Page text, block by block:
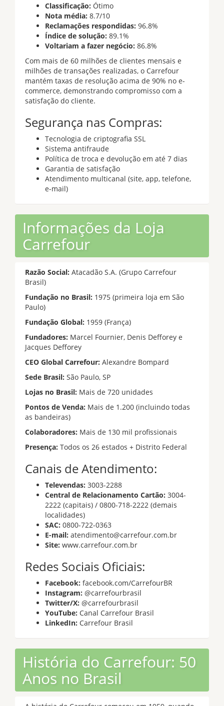
Classificação: Ótimo
Nota média: 8.7/10
Reclamações respondidas: 96.8%
Índice de solução: 89.1%
Voltariam a fazer negócio: 86.8%
Com mais de 60 milhões de clientes mensais e
milhões de transações realizadas, o Carrefour
mantém taxas de resolução acima de 90% no e-
commerce, demonstrando compromisso com a
satisfação do cliente.
Segurança nas Compras:
Tecnologia de criptografia SSL
Sistema antifraude
Política de troca e devolução em até 7 dias
Garantia de satisfação
Atendimento multicanal (site, app, telefone,
e-mail)
Informações da Loja
Carrefour
Razão Social: Atacadão S.A. (Grupo Carrefour
Brasil)
Fundação no Brasil: 1975 (primeira loja em São
Paulo)
Fundação Global: 1959 (França)
Fundadores: Marcel Fournier, Denis Defforey e
Jacques Defforey
CEO Global Carrefour: Alexandre Bompard
Sede Brasil: São Paulo, SP
Lojas no Brasil: Mais de 720 unidades
Pontos de Venda: Mais de 1.200 (incluindo todas
as bandeiras)
Colaboradores: Mais de 130 mil profissionais
Presença: Todos os 26 estados + Distrito Federal
Canais de Atendimento:
Televendas: 3003-2288
Central de Relacionamento Cartão: 3004-
2222 (capitais) / 0800-718-2222 (demais
localidades)
SAC: 0800-722-0363
E-mail: atendimento@carrefour.com.br
Site: www.carrefour.com.br
Redes Sociais Oficiais:
Facebook: facebook.com/CarrefourBR
Instagram: @carrefourbrasil
Twitter/X: @carrefourbrasil
YouTube: Canal Carrefour Brasil
LinkedIn: Carrefour Brasil
História do Carrefour: 50
Anos no Brasil